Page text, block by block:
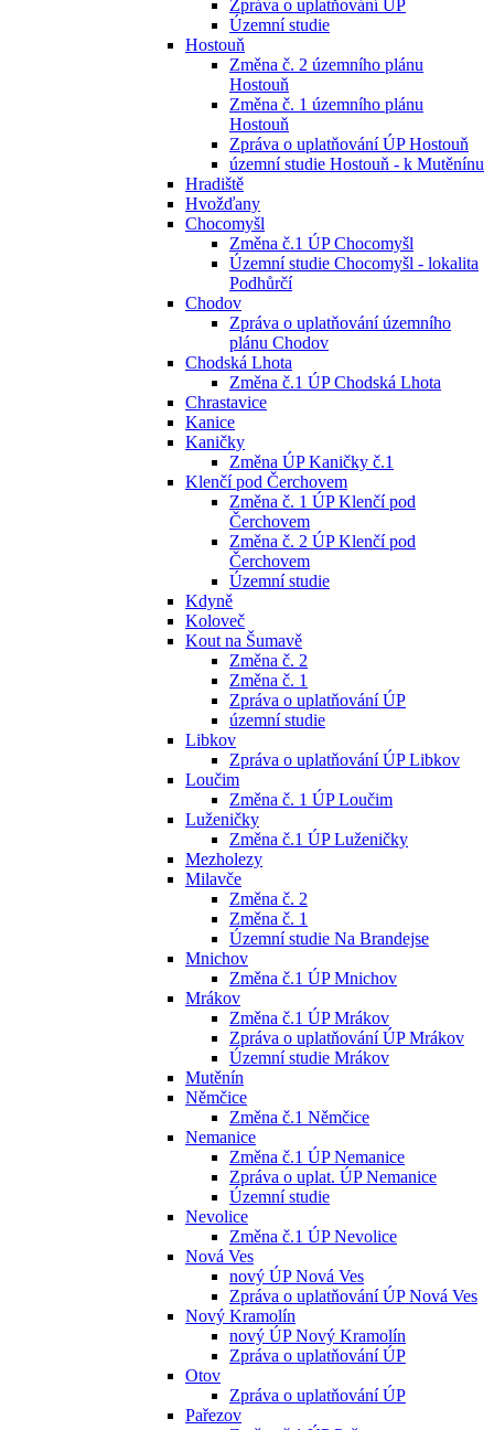
Zpráva o uplatňování ÚP
Územní studie
Hostouň
Změna č. 2 územního plánu
Hostouň
Změna č. 1 územního plánu
Hostouň
Zpráva o uplatňování ÚP Hostouň
územní studie Hostouň - k Mutěnínu
Hradiště
Hvožďany
Chocomyšl
Změna č.1 ÚP Chocomyšl
Územní studie Chocomyšl - lokalita
Podhůrčí
Chodov
Zpráva o uplatňování územního
plánu Chodov
Chodská Lhota
Změna č.1 ÚP Chodská Lhota
Chrastavice
Kanice
Kaničky
Změna ÚP Kaničky č.1
Klenčí pod Čerchovem
Změna č. 1 ÚP Klenčí pod
Čerchovem
Změna č. 2 ÚP Klenčí pod
Čerchovem
Územní studie
Kdyně
Koloveč
Kout na Šumavě
Změna č. 2
Změna č. 1
Zpráva o uplatňování ÚP
územní studie
Libkov
Zpráva o uplatňování ÚP Libkov
Loučim
Změna č. 1 ÚP Loučim
Luženičky
Změna č.1 ÚP Luženičky
Mezholezy
Milavče
Změna č. 2
Změna č. 1
Územní studie Na Brandejse
Mnichov
Změna č.1 ÚP Mnichov
Mrákov
Změna č.1 ÚP Mrákov
Zpráva o uplatňování ÚP Mrákov
Územní studie Mrákov
Mutěnín
Němčice
Změna č.1 Němčice
Nemanice
Změna č.1 ÚP Nemanice
Zpráva o uplat. ÚP Nemanice
Územní studie
Nevolice
Změna č.1 ÚP Nevolice
Nová Ves
nový ÚP Nová Ves
Zpráva o uplatňování ÚP Nová Ves
Nový Kramolín
nový ÚP Nový Kramolín
Zpráva o uplatňování ÚP
Otov
Zpráva o uplatňování ÚP
Pařezov